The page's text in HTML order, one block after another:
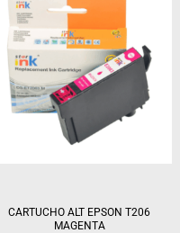
CARTUCHO ALT EPSON T206
MAGENTA